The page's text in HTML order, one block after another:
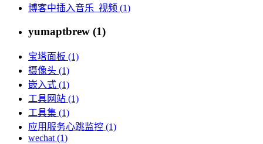
博客中插入音乐_视频 (1)
yumaptbrew (1)
宝塔面板 (1)
摄像头 (1)
嵌入式 (1)
工具网站 (1)
工具集 (1)
应用服务心跳监控 (1)
wechat (1)